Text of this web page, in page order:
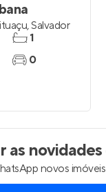
,Salvador
1
0
as novidades
novos